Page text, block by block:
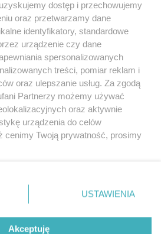
Kurier Szczeciński sp. z o.o.
prawa zastrzeżone
Nota prawna
dostęp i przechowujemy
oraz przetwarzamy dane
identyfikatory, standardowe
urządzenie czy dane
spersonalizowanych
treści, pomiar reklam i
oraz ulepszanie usług. Za zgodą
Partnerzy możemy używać
oraz aktywnie
urządzenia do celów
cenimy Twoją prywatność, prosimy
się w lewym dolnym rogu strony
danych nie wymagają
Preferencje będą miały
USTAWIENIA
Akceptuję